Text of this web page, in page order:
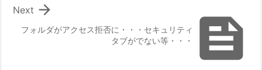

フォルダがアクセス拒否に・・・セキュリティ
タブがでない等・・・

Next